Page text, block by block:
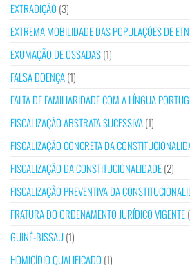
EXTRADIÇÃO (3)
EXTREMA MOBILIDADE DAS POPULAÇÕES DE
EXUMAÇÃO DE OSSADAS(1)
FALSA DOENÇA(1)
FALTA DE FAMILIARIDADE COM A LÍNGUA
FISCALIZAÇÃO ABSTRATA SUCESSIVA(1)
FISCALIZAÇÃO CONCRETA DA
FISCALIZAÇÃO DA CONSTITUCIONALIDADE(2)
FISCALIZAÇÃO PREVENTIVA DA
FRATURA DO ORDENAMENTO JURÍDICO VIGENTE
GUINÉ-BISSAU(1)
HOMICÍDIO QUALIFICADO (1)